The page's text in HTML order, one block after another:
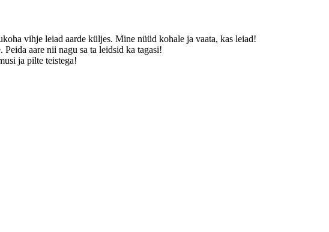
vihje leiad aarde küljes. Mine nüüd kohale ja vaata, kas leiad!
aare nii nagu sa ta leidsid ka tagasi!
ja pilte teistega!